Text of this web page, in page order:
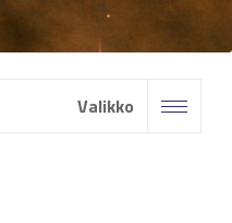
Valikko